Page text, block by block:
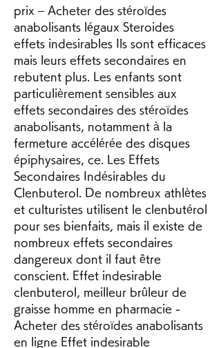
prix – Acheter des stéroïdes
anabolisants légaux Steroides
effets indesirables Ils sont efficaces
mais leurs effets secondaires en
rebutent plus. Les enfants sont
particulièrement sensibles aux
effets secondaires des stéroïdes
anabolisants, notamment à la
fermeture accélérée des disques
épiphysaires, ce. Les Effets
Secondaires Indésirables du
Clenbuterol. De nombreux athlètes
et culturistes utilisent le clenbutérol
pour ses bienfaits, mais il existe de
nombreux effets secondaires
dangereux dont il faut être
conscient. Effet indesirable
clenbuterol, meilleur brûleur de
graisse homme en pharmacie -
Acheter des stéroïdes anabolisants
en ligne Effet indesirable